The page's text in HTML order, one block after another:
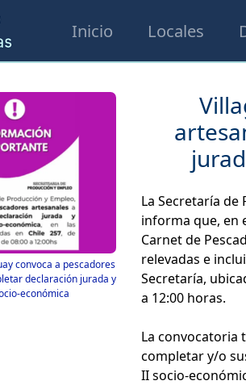
Inicio Locales
convoca a pescadores
declaración jurada y
económica
La Secretaría
informa que, en
Carnet de
relevadas e
Secretaría,
a 12:00 horas.
La convocatoria
completar y/o
II socio-